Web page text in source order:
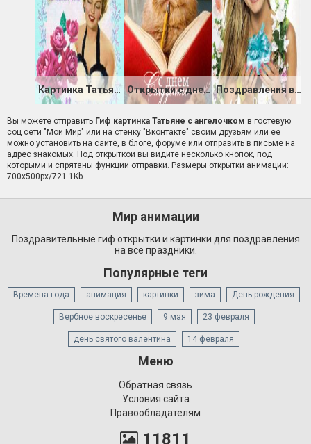
Картинка Татьянин день 25 января поздравления Открытки с днем студента Поздравления в Татьянин день
Вы можете отправить Гиф картинка Татьяне с ангелочком в гостевую
соц сети "Мой Мир" или на стенку "Вконтакте" своим друзьям или ее
можно установить на сайте, в блоге, форуме или отправить в письме на
адрес знакомых. Под открыткой вы видите несколько кнопок, под
которыми и спрятаны функции отправки. Размеры открытки анимации:
700x500px/721.1Kb
Мир анимации
Поздравительные гиф открытки и картинки для поздравления
на все праздники.
Популярные теги
Времена года анимация картинки зима День рождения
Вербное воскресенье 9 мая 23 февраля
день святого валентина 14 февраля
Меню
Обратная связь
Условия сайта
Правообладателям
11811